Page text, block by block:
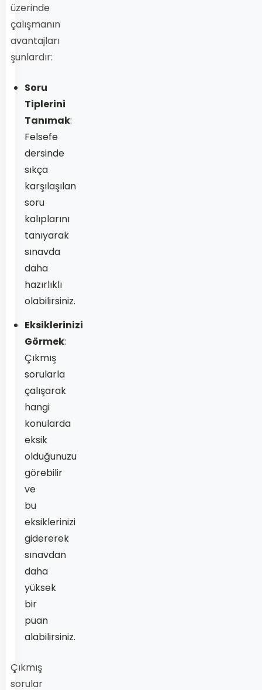
üzerinde
çalışmanın
avantajları
şunlardır:
Soru
Tiplerini
Tanımak:
Felsefe
dersinde
sıkça
karşılaşılan
soru
kalıplarını
tanıyarak
sınavda
daha
hazırlıklı
olabilirsiniz.
Eksiklerinizi
Görmek:
Çıkmış
sorularla
çalışarak
hangi
konularda
eksik
olduğunuzu
görebilir
ve
bu
eksiklerinizi
gidererek
sınavdan
daha
yüksek
bir
puan
alabilirsiniz.
Çıkmış
sorular